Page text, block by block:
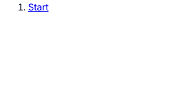
Start